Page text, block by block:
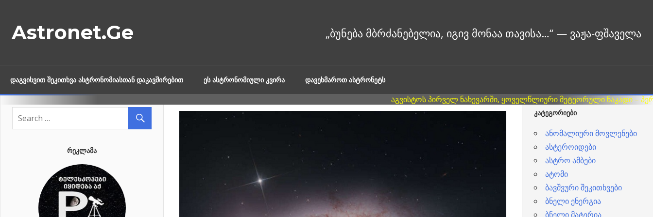
content
Astronet.Ge
ᲓᲐᲒᲕᲘᲡᲕᲘᲗ ᲨᲔᲙᲘᲗᲮᲕᲐ ᲐᲡᲢᲠᲝᲜᲝᲛᲘᲐᲡᲗᲐᲜ ᲓᲐᲙᲐᲕᲨᲘᲠᲔᲑᲘᲗ ᲔᲡ ᲐᲡᲢᲠᲝᲜᲝᲛᲘᲣᲚᲘ ᲙᲕᲘᲠᲐ ᲓᲐᲕᲔᲮᲛᲐᲠᲝᲗ ᲐᲡᲢᲠᲝᲜᲔᲢᲡ
ᲠᲔᲙᲚᲐᲛᲐ
ᲙᲐᲢᲔᲒᲝᲠᲘᲔᲑᲘ
ანომალიური მოვლენები
ასტეროიდები
ასტრო ამბები
ატომი
ბავშვური შეკითხვები
ბნელი ენერგია
ბნელი მატერია